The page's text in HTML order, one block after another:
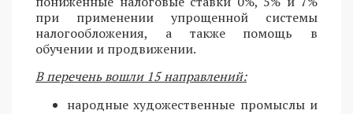
при применении упрощенной системы
налогообложения, а также помощь в
обучении и продвижении.
В перечень вошли 15 направлений:
народные художественные промыслы и